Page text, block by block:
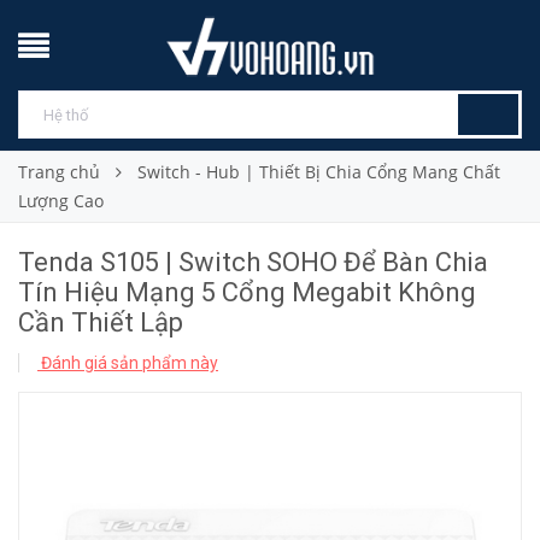
Trang chủ
Switch - Hub | Thiết Bị Chia Cổng Mang Chất
Lượng Cao
Tenda S105 | Switch SOHO Để Bàn Chia
Tín Hiệu Mạng 5 Cổng Megabit Không
Cần Thiết Lập
Đánh giá sản phẩm này